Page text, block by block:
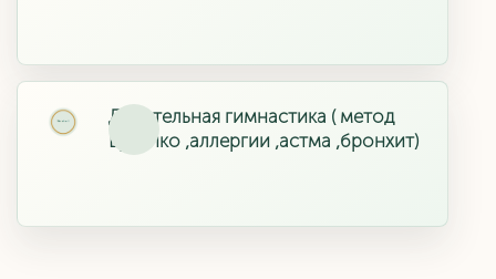
Дыхательная гимнастика ( метод
Бутейко ,аллергии ,астма ,бронхит)